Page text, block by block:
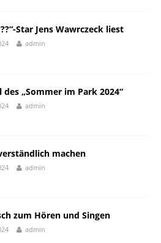
Star Jens Wawrczeck liest
admin
des „Sommer im Park 2024“
admin
machen
admin
zum Hören und Singen
admin